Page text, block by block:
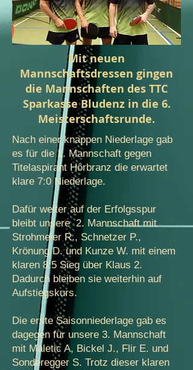
Mit neuen
Mannschaftsdressen gingen
die Mannschaften des TTC
Sparkasse Bludenz in die 6.
Meisterschaftsrunde.
Nach einer knappen Niederlage gab
es für die 1. Mannschaft gegen
Titelaspirant Hörbranz die erwartet
klare 7:0 Niederlage.
Dafür weiter auf der Erfolgsspur
bleibt unsere 2. Mannschaft mit
Strohmeier R., Schnetzer P.,
Krönung D. und Kunze W. mit einem
klaren 8:5 Sieg über Klaus 2.
Dadurch bleiben sie weiterhin auf
Aufstiegskurs.
Die erste Saisonniederlage gab es
dagegen für unsere 3. Mannschaft
mit Maletic A, Bickel J., Flir E. und
Sonderegger S. Trotz dieser klaren